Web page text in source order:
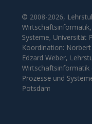
© 2008-2026,
Systeme, Universität
Koordination:
Edzard Weber,
Wirtschaftsinformatik
Prozesse und
Potsdam